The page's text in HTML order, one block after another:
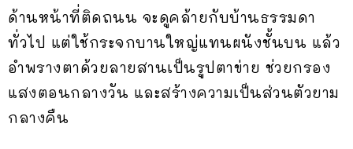
ด้านหน้าที่ติดถนน จะดูคล้ายกับบ้านธรรมดา
ทั่วไป แต่ใช้กระจกบานใหญ่แทนผนังชั้นบน แล้ว
อำพรางตาด้วยลายสานเป็นรูปตาข่าย ช่วยกรอง
แสงตอนกลางวัน และสร้างความเป็นส่วนตัวยาม
กลางคืน